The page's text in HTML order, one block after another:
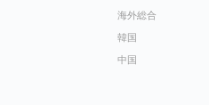
海外総合
韓国
中国